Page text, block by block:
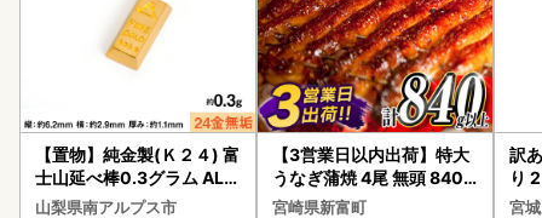
【置物】純金製(Ｋ２４) 富
士山延べ棒0.3グラム ALP
BK193
山梨県南アルプス市
【3営業日以内出荷】特大
うなぎ蒲焼 4尾 無頭 840g
以上 C388-840-3D
宮崎県新富町
訳
り
鮭
宮